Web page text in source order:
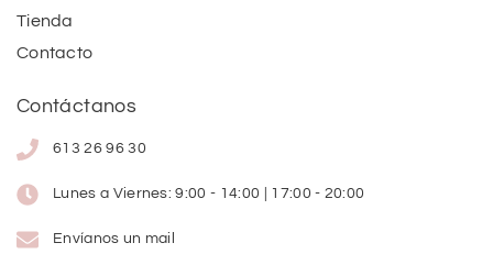
Tienda
Contacto
Contáctanos
613 26 96 30
Lunes a Viernes: 9:00 - 14:00 | 17:00 - 20:00
Envíanos un mail